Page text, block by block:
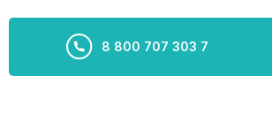
8 800 707 303 7